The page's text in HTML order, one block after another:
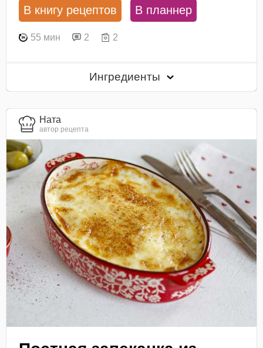
В книгу рецептов В планнер
55 мин 2 2
Ингредиенты
Ната
автор рецепта